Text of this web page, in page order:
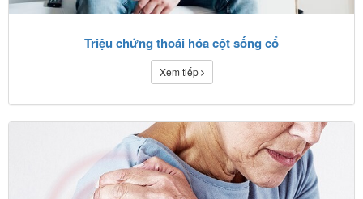
Triệu chứng thoái hóa cột sống cổ
Xem tiếp